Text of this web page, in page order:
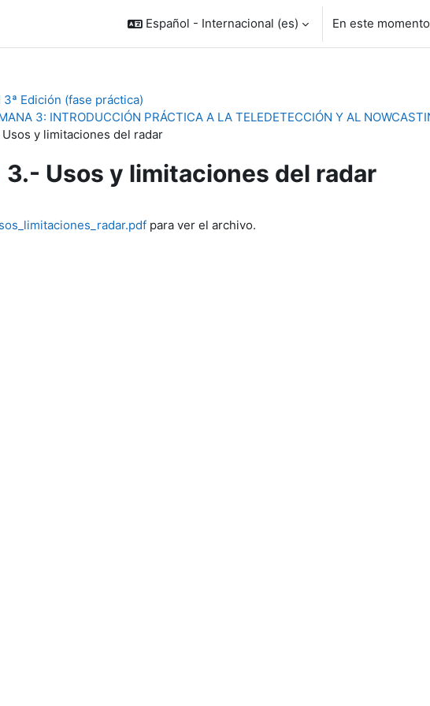
Español - Internacional ‎(es)‎ En este
3ª Edición (fase práctica)
3: INTRODUCCIÓN PRÁCTICA A LA TELEDETECCIÓN Y AL
y limitaciones del radar
3.- Usos y limitaciones del radar
para ver el archivo.